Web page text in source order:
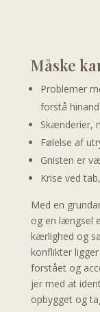
Måske
Problemer
forstå
Skænderier,
Følelse af
Gnisten er
Krise ved
Med en
og en længsel
kærlighed og
konflikter
forstået og
jer med at
opbygget og